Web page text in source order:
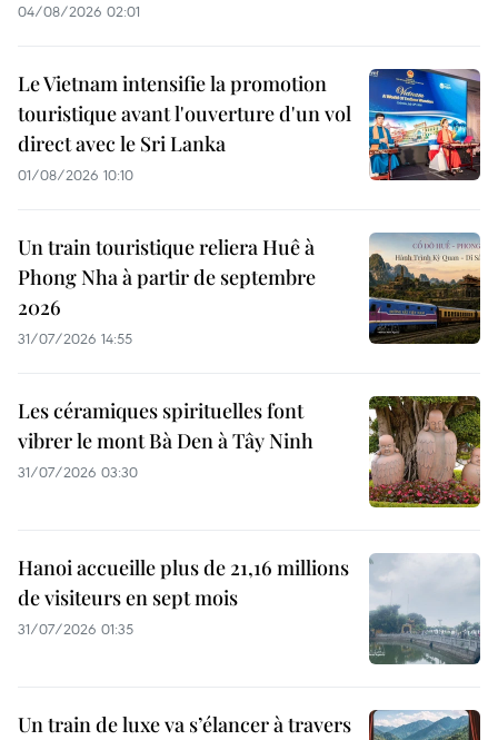
04/08/2026 02:01
Le Vietnam intensifie la promotion
touristique avant l'ouverture d'un vol
direct avec le Sri Lanka
01/08/2026 10:10
Un train touristique reliera Huê à
Phong Nha à partir de septembre
2026
31/07/2026 14:55
Les céramiques spirituelles font
vibrer le mont Bà Den à Tây Ninh
31/07/2026 03:30
Hanoi accueille plus de 21,16 millions
de visiteurs en sept mois ​
31/07/2026 01:35
Un train de luxe va s’élancer à travers